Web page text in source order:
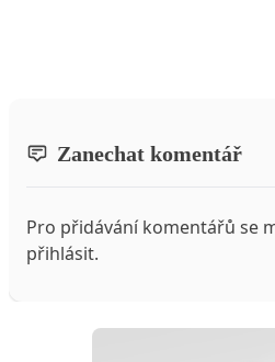
Zanechat komentář
Pro přidávání komentářů se
přihlásit.